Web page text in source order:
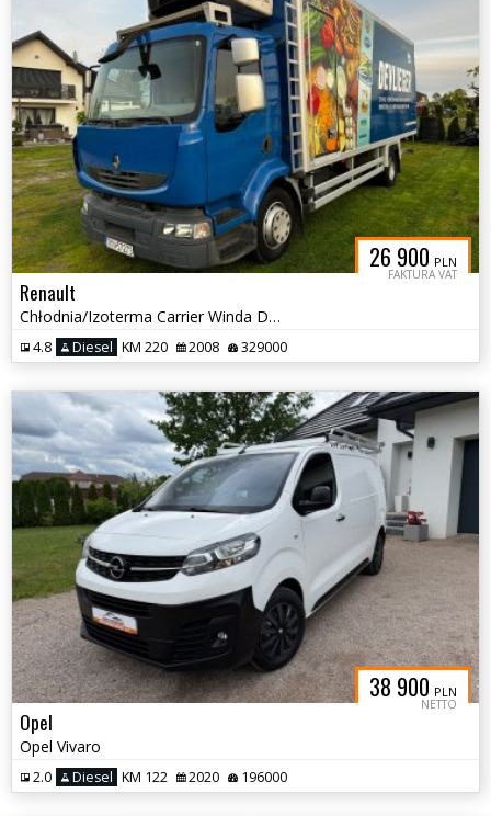
26 900 PLN
FAKTURA VAT
Renault
Chłodnia/Izoterma Carrier Winda Dhollandia
4.8 Diesel KM 220 2008 329000
38 900 PLN
NETTO
Opel
Opel Vivaro
2.0 Diesel KM 122 2020 196000